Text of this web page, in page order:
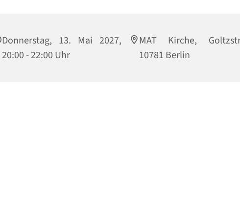
Donnerstag, 13. Mai 2027,
20:00 - 22:00 Uhr
MAT Kirche,
10781 Berlin